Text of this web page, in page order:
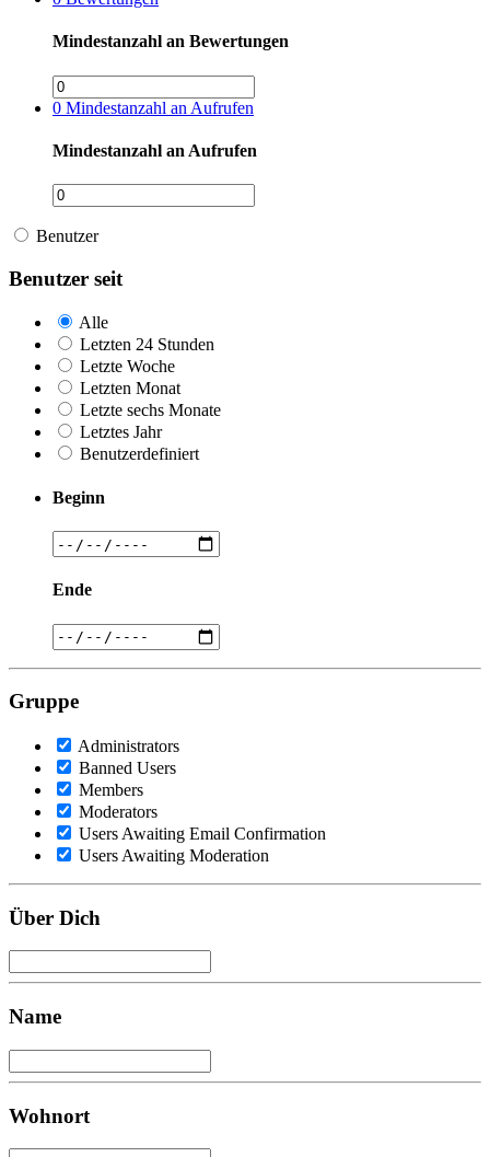
Mindestanzahl an Bewertungen
0 Mindestanzahl an Aufrufen
Mindestanzahl an Aufrufen
Benutzer
Benutzer seit
Alle
Letzten 24 Stunden
Letzte Woche
Letzten Monat
Letzte sechs Monate
Letztes Jahr
Benutzerdefiniert
Beginn
Ende
Gruppe
Administrators
Banned Users
Members
Moderators
Users Awaiting Email Confirmation
Users Awaiting Moderation
Über Dich
Name
Wohnort